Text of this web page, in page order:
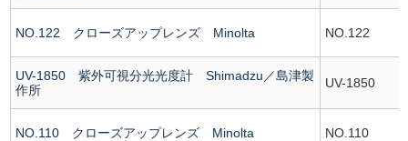
NO.122 クローズアップレンズ Minolta NO.122
UV-1850 紫外可視分光光度計 Shimadzu／島津製
作所
UV-1850
NO.110 クローズアップレンズ Minolta NO.110